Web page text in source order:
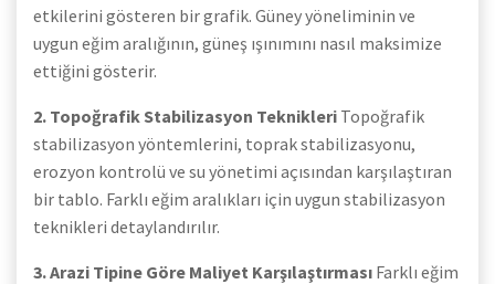
etkilerini gösteren bir grafik. Güney yöneliminin ve
uygun eğim aralığının, güneş ışınımını nasıl maksimize
ettiğini gösterir.
2. Topoğrafik Stabilizasyon Teknikleri Topoğrafik
stabilizasyon yöntemlerini, toprak stabilizasyonu,
erozyon kontrolü ve su yönetimi açısından karşılaştıran
bir tablo. Farklı eğim aralıkları için uygun stabilizasyon
teknikleri detaylandırılır.
3. Arazi Tipine Göre Maliyet Karşılaştırması Farklı eğim